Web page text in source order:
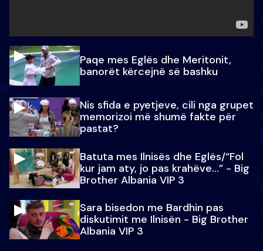
Paqe mes Eglës dhe Meritonit,
banorët kërcejnë së bashku
Nis sfida e pyetjeve, cili nga grupet
memorizoi më shumë fakte për
pastat?
Batuta mes Ilnisës dhe Eglës/“Fol
kur jam aty, jo pas krahëve…” - Big
Brother Albania VIP 3
Sara bisedon me Bardhin pas
diskutimit me Ilnisën - Big Brother
Albania VIP 3